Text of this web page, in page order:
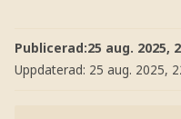
Publicerad:25 aug. 2025,
Uppdaterad: 25 aug. 2025,